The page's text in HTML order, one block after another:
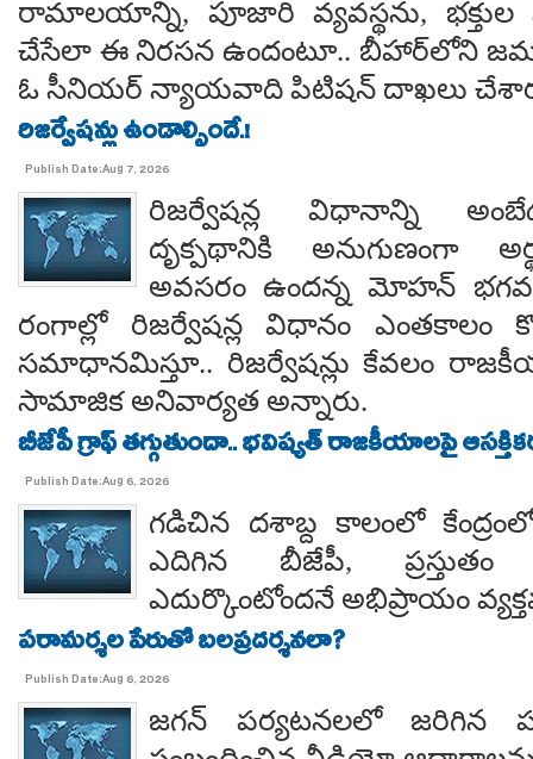
రామాలయాన్ని, పూజారి వ్యవస్థను,
చేసేలా ఈ నిరసన ఉందంటూ.. బీహార్‌లోని
ఓ సీనియర్ న్యాయవాది పిటిషన్ దాఖలు
రిజర్వేషన్లు ఉండాల్సిందే.!
Publish Date:Aug 7, 2026
రిజర్వేషన్ల విధానాన్ని
దృక్పథానికి అనుగుణంగా
అవసరం ఉందన్న మోహన్
రంగాల్లో రిజర్వేషన్ల విధానం ఎంతకాలం
సమాధానమిస్తూ.. రిజర్వేషన్లు కేవలం
సామాజిక అనివార్యత అన్నారు.
బీజేపీ గ్రాఫ్ తగ్గుతుందా.. భవిష్యత్ రాజకీయాలపై
Publish Date:Aug 6, 2026
గడిచిన దశాబ్ద కాలంలో
ఎదిగిన బీజేపీ, ప్రస్తుతం
ఎదుర్కొంటోందనే అభిప్రాయం
పరామర్శల పేరుతో బలప్రదర్శనలా?
Publish Date:Aug 6, 2026
జగన్ పర్యటనలలో జరిగిన